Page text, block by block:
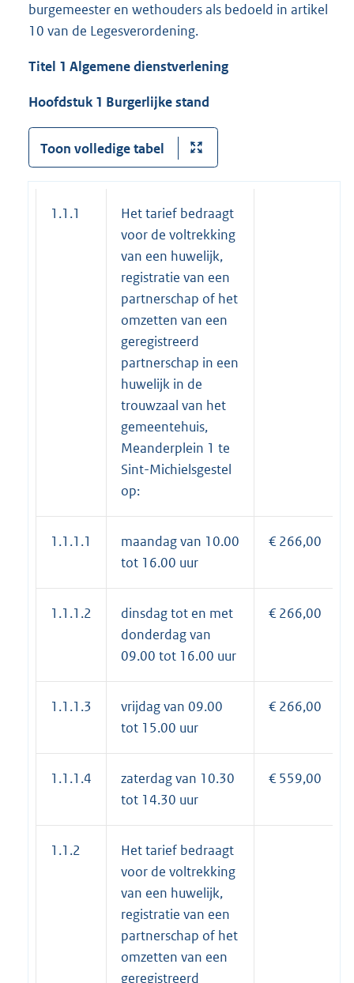
burgemeester en wethouders als bedoeld in artikel
10 van de Legesverordening.
Titel 1 Algemene dienstverlening
Hoofdstuk 1 Burgerlijke stand
Toon volledige tabel
1.1.1
Het tarief bedraagt
voor de voltrekking
van een huwelijk,
registratie van een
partnerschap of het
omzetten van een
geregistreerd
partnerschap in een
huwelijk in de
trouwzaal van het
gemeentehuis,
Meanderplein 1 te
Sint-Michielsgestel
op:
1.1.1.1
maandag van 10.00
tot 16.00 uur
€ 266,00
1.1.1.2
dinsdag tot en met
donderdag van
09.00 tot 16.00 uur
€ 266,00
1.1.1.3
vrijdag van 09.00
tot 15.00 uur
€ 266,00
1.1.1.4
zaterdag van 10.30
tot 14.30 uur
€ 559,00
1.1.2
Het tarief bedraagt
voor de voltrekking
van een huwelijk,
registratie van een
partnerschap of het
omzetten van een
geregistreerd